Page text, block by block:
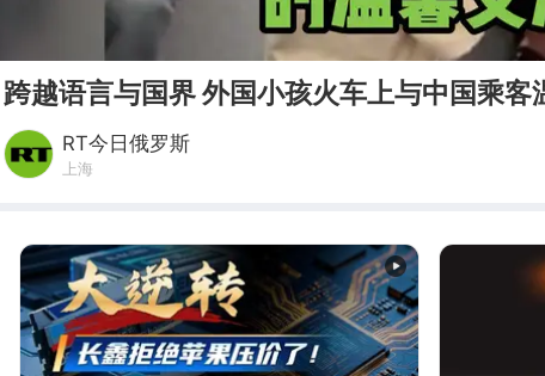
跨越语言与国界 外国小孩火车上与中国乘客
RT今日俄罗斯
上海